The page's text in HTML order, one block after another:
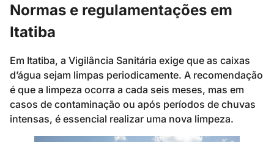
Normas e regulamentações em
Itatiba
Em Itatiba, a Vigilância Sanitária exige que as caixas
d’água sejam limpas periodicamente. A recomendação
é que a limpeza ocorra a cada seis meses, mas em
casos de contaminação ou após períodos de chuvas
intensas, é essencial realizar uma nova limpeza.